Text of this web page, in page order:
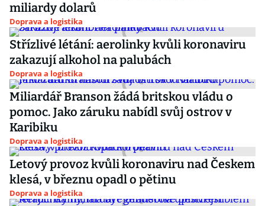
miliardy dolarů
Doprava a logistika
Střízlivé létání: aerolinky kvůli koronaviru
zakazují alkohol na palubách
Doprava a logistika
Miliardář Branson žádá britskou vládu o
pomoc. Jako záruku nabídl svůj ostrov v
Karibiku
Doprava a logistika
Letový provoz kvůli koronaviru nad Českem
klesá, v březnu opadl o pětinu
Doprava a logistika